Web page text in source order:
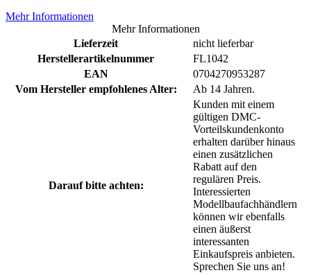
Mehr Informationen
Mehr Informationen
Lieferzeit
nicht lieferbar
Herstellerartikelnummer
FL1042
EAN
0704270953287
Vom Hersteller empfohlenes Alter:
Ab 14 Jahren.
Darauf bitte achten:
Kunden mit einem
gültigen DMC-
Vorteilskundenkonto
erhalten darüber hinaus
einen zusätzlichen
Rabatt auf den
regulären Preis.
Interessierten
Modellbaufachhändlern
können wir ebenfalls
einen äußerst
interessanten
Einkaufspreis anbieten.
Sprechen Sie uns an!